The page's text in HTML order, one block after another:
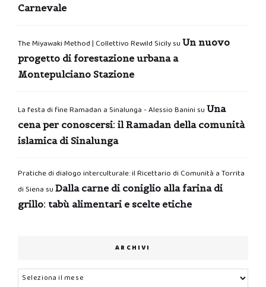
Carnevale
The Miyawaki Method | Collettivo Rewild Sicilysu Un nuovo
progetto di forestazione urbana a
Montepulciano Stazione
La festa di fine Ramadan a Sinalunga - Alessio Banini su Una
cena per conoscersi: il Ramadan della comunità
islamica di Sinalunga
Pratiche di dialogo interculturale: il Ricettario di Comunità a Torrita
di Siena su Dalla carne di coniglio alla farina di
grillo: tabù alimentari e scelte etiche
ARCHIVI
Archivi